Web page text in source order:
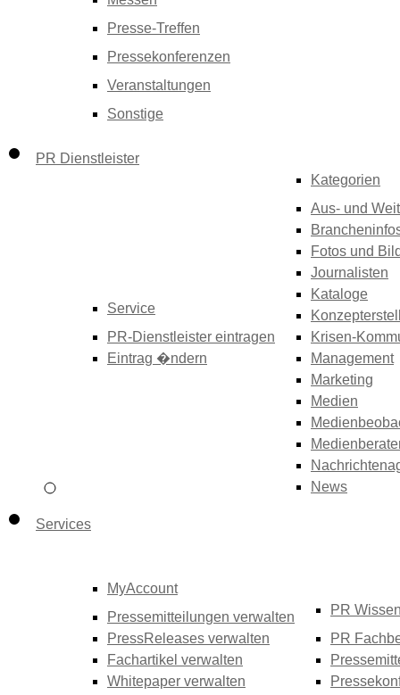
Presse-Treffen
Pressekonferenzen
Veranstaltungen
Sonstige
PR Dienstleister
Service
PR-Dienstleister eintragen
Eintrag �ndern
Kategorien
Aus- und
Fotos und
Journalisten
Kataloge
Krisen-
Management
Marketing
Medien
News
Services
MyAccount
Pressemitteilungen verwalten
PressReleases verwalten
Fachartikel verwalten
Whitepaper verwalten
PR
PR